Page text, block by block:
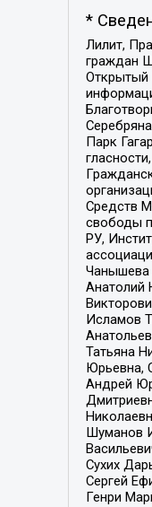
*
Лилит,
граждан
Открытый
Парк
Средств
свободы
РУ,
Чанышева
Анатолий
Исламов
Татьяна
Юрьевна,
Андрей
Шуманов
Сухих
Сергей
Генри